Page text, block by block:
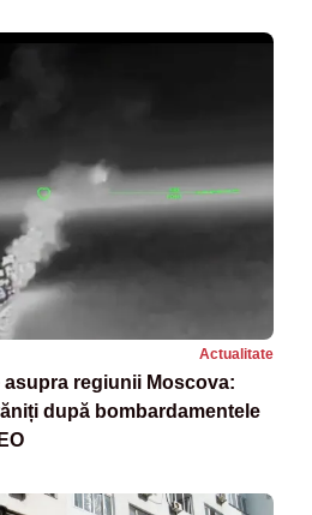
Actualitate
regiunii Moscova:
după bombardamentele